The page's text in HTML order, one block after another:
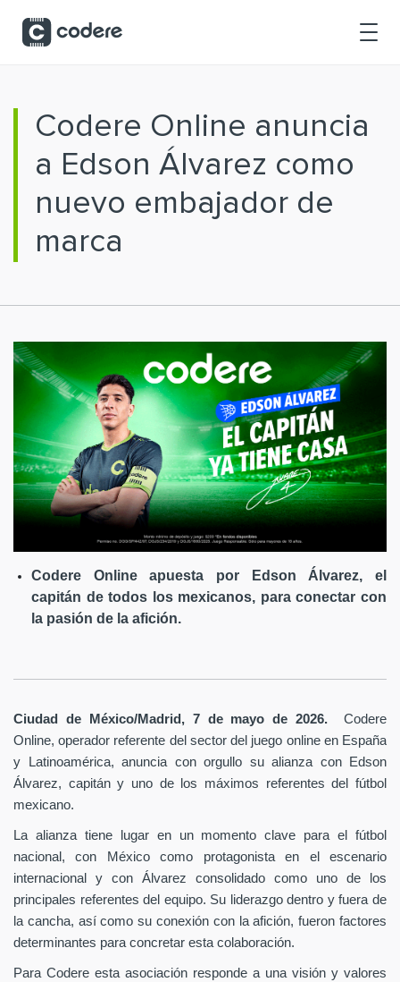
Codere Online anuncia
a Edson Álvarez como
nuevo embajador de
marca
Codere Online apuesta por Edson Álvarez, el
capitán de todos los mexicanos, para conectar con
la pasión de la afición.
Ciudad de México/Madrid, 7 de mayo de 2026. Codere
Online, operador referente del sector del juego online en España
y Latinoamérica, anuncia con orgullo su alianza con Edson
Álvarez, capitán y uno de los máximos referentes del fútbol
mexicano.
La alianza tiene lugar en un momento clave para el fútbol
nacional, con México como protagonista en el escenario
internacional y con Álvarez consolidado como uno de los
principales referentes del equipo. Su liderazgo dentro y fuera de
la cancha, así como su conexión con la afición, fueron factores
determinantes para concretar esta colaboración.
Para Codere esta asociación responde a una visión y valores